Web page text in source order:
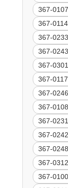
367-
367-
367-
367-
367-
367-
367-
367-
367-
367-
367-
367-
367-